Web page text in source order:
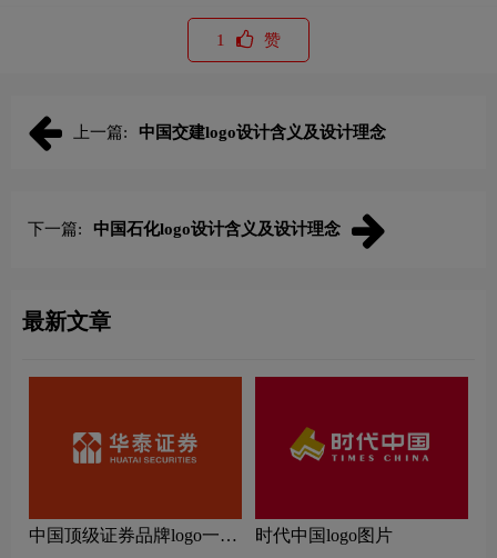
1 赞
上一篇: 中国交建logo设计含义及设计理念
下一篇: 中国石化logo设计含义及设计理念
最新文章
中国顶级证券品牌logo一
时代中国logo图片